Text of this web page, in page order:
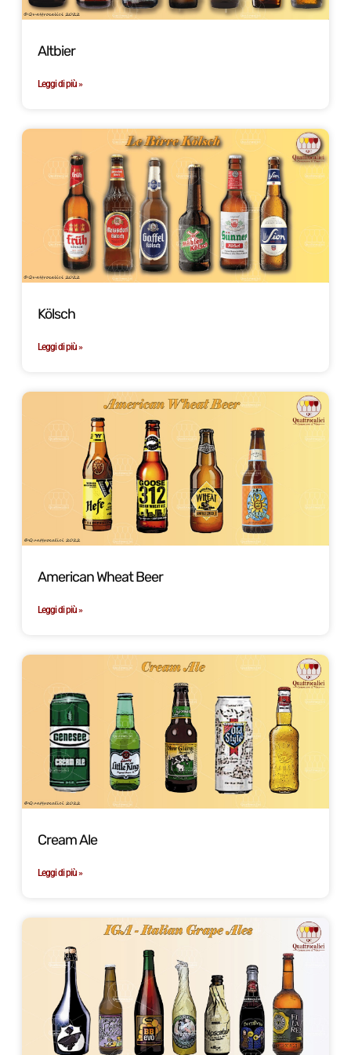
Altbier
Leggi di più »
Kölsch
Leggi di più »
American Wheat Beer
Leggi di più »
Cream Ale
Leggi di più »